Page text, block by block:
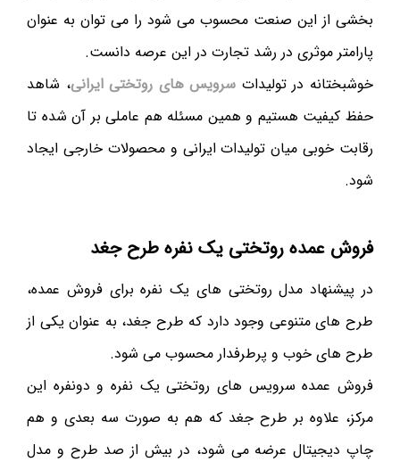
بخشی از این صنعت محسوب می شود را می توان به عنوان
پارامتر موثری در رشد تجارت در این عرصه دانست.
خوشبختانه در تولیدات سرویس های روتختی ایرانی، شاهد
حفظ کیفیت هستیم و همین مسئله هم عاملی بر آن شده تا
رقابت خوبی میان تولیدات ایرانی و محصولات خارجی ایجاد
شود.
فروش عمده روتختی یک نفره طرح جغد
در پیشنهاد مدل روتختی های یک نفره برای فروش عمده،
طرح های متنوعی وجود دارد که طرح جغد، به عنوان یکی از
طرح های خوب و پرطرفدار محسوب می شود.
فروش عمده سرویس های روتختی یک نفره و دونفره این
مرکز، علاوه بر طرح جغد که هم به صورت سه بعدی و هم
چاپ دیجیتال عرضه می شود، در بیش از صد طرح و مدل